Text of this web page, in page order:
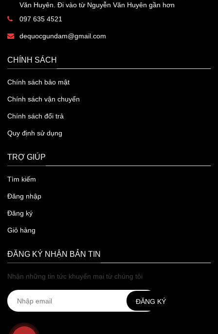
Văn Huyên. Đi vào từ Nguyễn Văn Huyên gần hơn
097 635 4521
dequocgundam@gmail.com
CHÍNH SÁCH
Chính sách bảo mật
Chính sách vận chuyển
Chính sách đổi trả
Quy định sử dụng
TRỢ GIÚP
Tìm kiếm
Đăng nhập
Đăng ký
Giỏ hàng
ĐĂNG KÝ NHẬN BẢN TIN
Nhận những tin tức khuyến mại từ chúng tôi
ĐĂNG KÝ